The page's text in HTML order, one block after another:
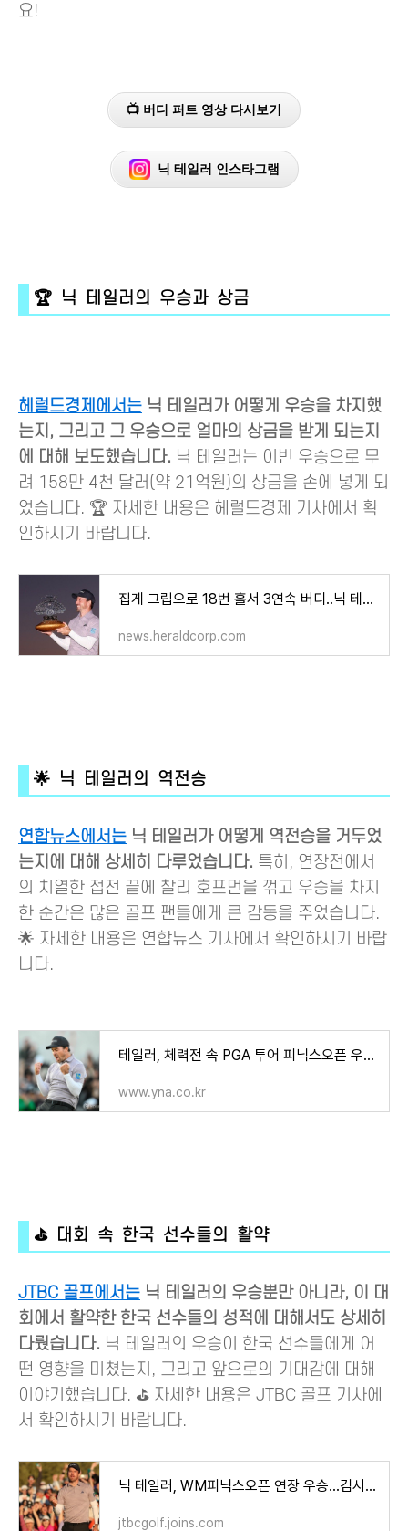
요!
📺 버디 퍼트 영상 다시보기
닉 테일러 인스타그램
🏆 닉 테일러의 우승과 상금
헤럴드경제에서는 닉 테일러가 어떻게 우승을 차지했
는지, 그리고 그 우승으로 얼마의 상금을 받게 되는지
에 대해 보도했습니다. 닉 테일러는 이번 우승으로 무
려 158만 4천 달러(약 21억원)의 상금을 손에 넣게 되
었습니다. 🏆 자세한 내용은 헤럴드경제 기사에서 확
인하시기 바랍니다.
집게 그립으로 18번 홀서 3연속 버디..닉 테일러 피닉스오픈 우승
news.heraldcorp.com
🌟 닉 테일러의 역전승
연합뉴스에서는 닉 테일러가 어떻게 역전승을 거두었
는지에 대해 상세히 다루었습니다. 특히, 연장전에서
의 치열한 접전 끝에 찰리 호프먼을 꺾고 우승을 차지
한 순간은 많은 골프 팬들에게 큰 감동을 주었습니다.
🌟 자세한 내용은 연합뉴스 기사에서 확인하시기 바랍
니다.
테일러, 체력전 속 PGA 투어 피닉스오픈 우승…김시우 공동 12위 | 연합뉴스
www.yna.co.kr
⛳ 대회 속 한국 선수들의 활약
JTBC 골프에서는 닉 테일러의 우승뿐만 아니라, 이 대
회에서 활약한 한국 선수들의 성적에 대해서도 상세히
다뤘습니다. 닉 테일러의 우승이 한국 선수들에게 어
떤 영향을 미쳤는지, 그리고 앞으로의 기대감에 대해
이야기했습니다. ⛳ 자세한 내용은 JTBC 골프 기사에
서 확인하시기 바랍니다.
닉 테일러, WM피닉스오픈 연장 우승...김시우 12위
jtbcgolf.joins.com